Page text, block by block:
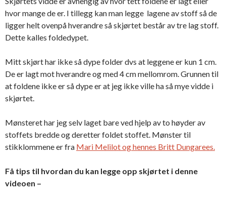
hvor mange de er. I tillegg kan man legge lagene av stoff så de
ligger helt ovenpå hverandre så skjørtet består av tre lag stoff.
Dette kalles foldedypet.
Mitt skjørt har ikke så dype folder dvs at leggene er kun 1 cm.
De er lagt mot hverandre og med 4 cm mellomrom. Grunnen til
at foldene ikke er så dype er at jeg ikke ville ha så mye vidde i
skjørtet.
Mønsteret har jeg selv laget bare ved hjelp av to høyder av
stoffets bredde og deretter foldet stoffet. Mønster til
stikklommene er fra Mari Melilot og hennes Britt Dungarees.
Få tips til hvordan du kan legge opp skjørtet i denne
videoen –